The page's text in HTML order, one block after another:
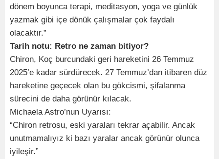
dönem boyunca terapi, meditasyon, yoga ve günlük
yazmak gibi içe dönük çalışmalar çok faydalı
olacaktır.”
Tarih notu: Retro ne zaman bitiyor?
Chiron, Koç burcundaki geri hareketini 26 Temmuz
2025’e kadar sürdürecek. 27 Temmuz’dan itibaren düz
hareketine geçecek olan bu gökcismi, şifalanma
sürecini de daha görünür kılacak.
Michaela Astro’nun Uyarısı:
“Chiron retrosu, eski yaraları tekrar açabilir. Ancak
unutmamalıyız ki bazı yaralar ancak görünür olunca
iyileşir.”